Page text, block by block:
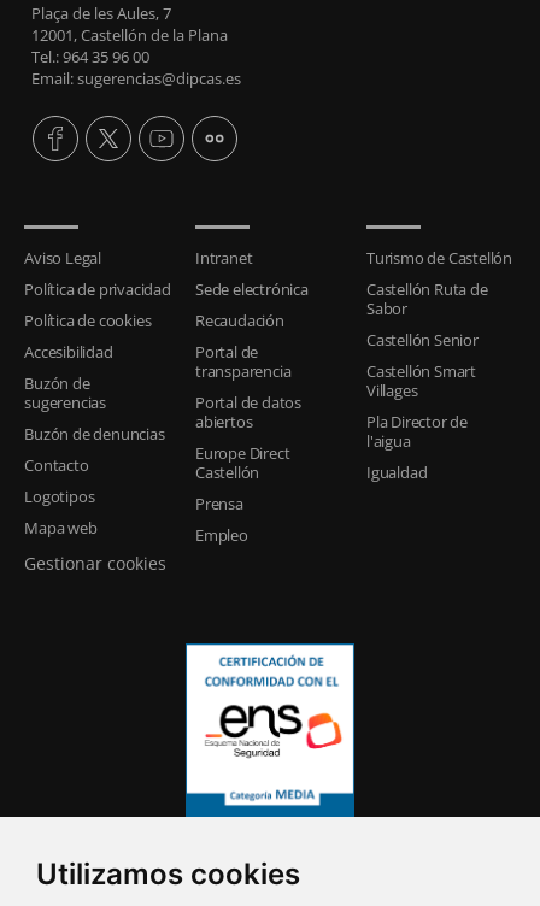
Utilizamos cookies
Plaça de les Aules, 7
12001, Castellón de la Plana
Tel.: 964 35 96 00
Email: sugerencias@dipcas.es
Aviso Legal
Política de privacidad
Política de cookies
Accesibilidad
Buzón de
sugerencias
Buzón de denuncias
Contacto
Logotipos
Mapa web
Gestionar cookies
Intranet
Sede electrónica
Recaudación
Portal de
transparencia
Portal de datos
abiertos
Europe Direct
Castellón
Prensa
Empleo
Turismo de Castellón
Castellón Ruta de
Sabor
Castellón Senior
Castellón Smart
Villages
Pla Director de
l'aigua
Igualdad